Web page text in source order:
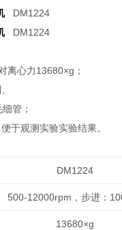
DM1224
DM1224
离心力13680×g；
管；
于观测实验实验结果。
DM1224
500-12000rpm， 步进：
13680×g